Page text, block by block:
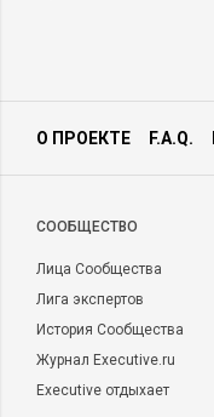
О ПРОЕКТЕ F.A.Q.
CООБЩЕСТВО
Лица Сообщества
Лига экспертов
История Сообщества
Журнал Executive.ru
Executive отдыхает